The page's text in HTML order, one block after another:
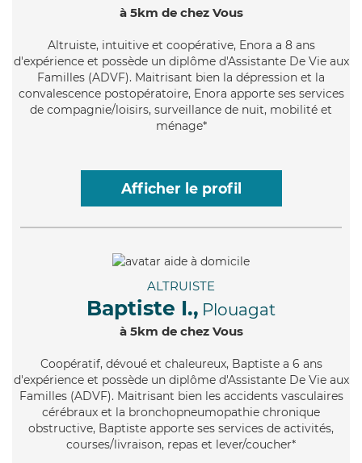
à 5km de chez Vous
Altruiste, intuitive et coopérative, Enora a 8 ans
d'expérience et possède un diplôme d'Assistante De Vie aux
Familles (ADVF). Maitrisant bien la dépression et la
convalescence postopératoire, Enora apporte ses services
de compagnie/loisirs, surveillance de nuit, mobilité et
ménage*
Afficher le profil
ALTRUISTE
Baptiste I., Plouagat
à 5km de chez Vous
Coopératif, dévoué et chaleureux, Baptiste a 6 ans
d'expérience et possède un diplôme d'Assistante De Vie aux
Familles (ADVF). Maitrisant bien les accidents vasculaires
cérébraux et la bronchopneumopathie chronique
obstructive, Baptiste apporte ses services de activités,
courses/livraison, repas et lever/coucher*